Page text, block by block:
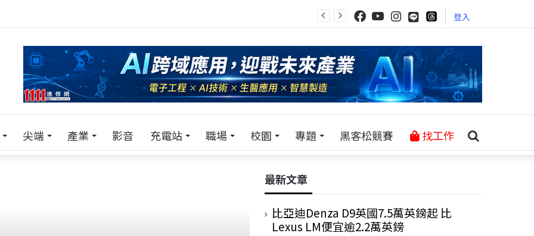
登入
尖端 產業 影音 充電站 職場 校園 專題 黑客松競賽 找工作
最新文章
比亞迪Denza D9英國7.5萬英鎊起 比
Lexus LM便宜逾2.2萬英鎊